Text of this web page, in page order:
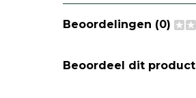
Beoordelingen (0)
Beoordeel dit product